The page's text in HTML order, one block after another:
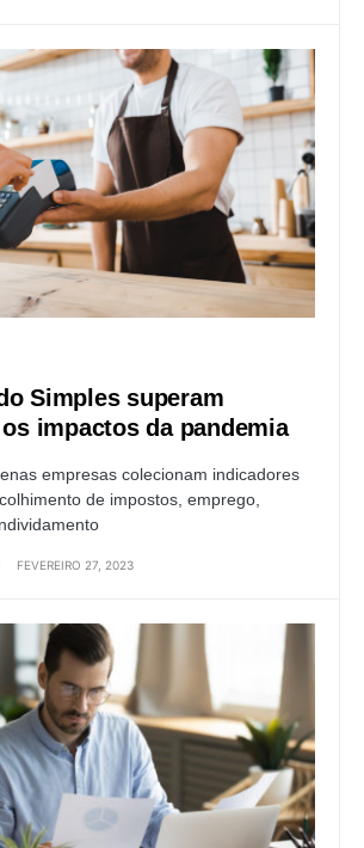
Simples superam
impactos da pandemia
empresas colecionam indicadores
de impostos, emprego,
FEVEREIRO 27, 2023